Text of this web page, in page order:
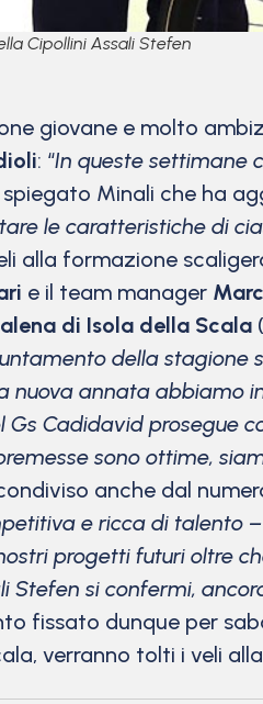
Cipollini Assali Stefen
giovane e molto
: “In queste settimane
Minali che ha
le caratteristiche di
alla formazione
e il team manager
di Isola della Scala
della stagione
nuova annata abbiamo
Gs Cadidavid prosegue
sono ottime,
anche dal
e ricca di talento –
progetti futuri oltre
Stefen si confermi,
fissato dunque per
verranno tolti i veli